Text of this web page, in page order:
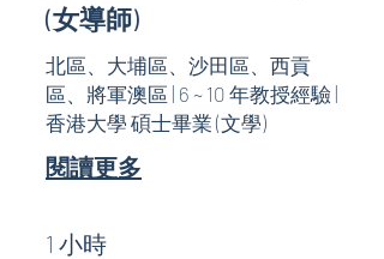
(女導師)
北區、大埔區、沙田區、西貢
區、將軍澳區 | 6 ~ 10 年教授經驗 |
香港大學 碩士畢業 (文學)
閱讀更多
1 小時